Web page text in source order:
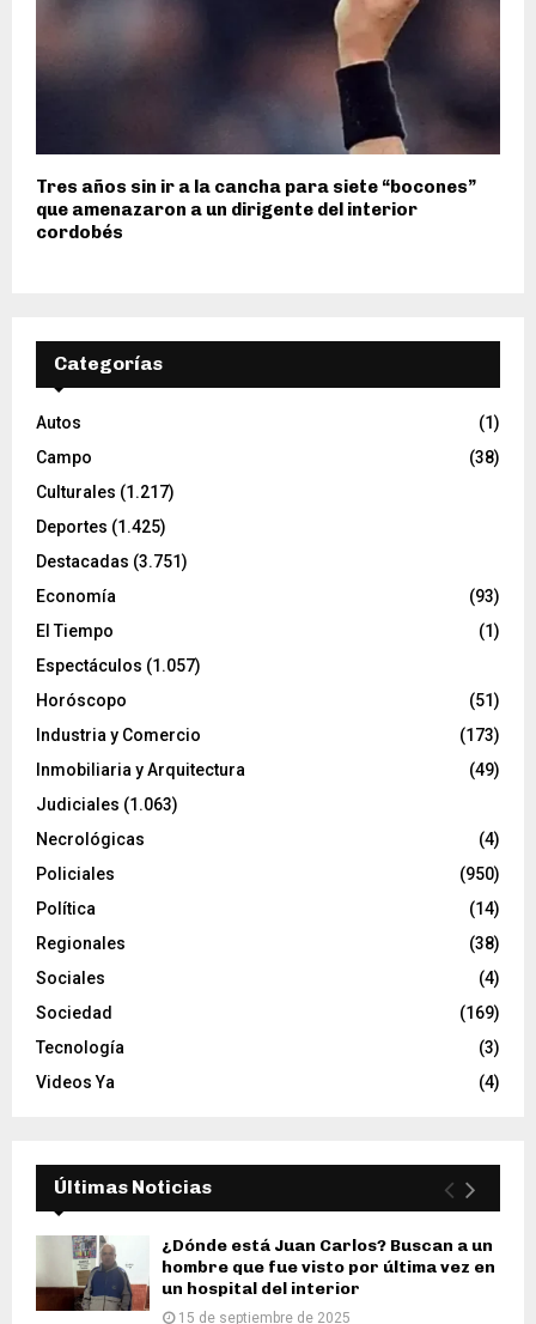
Tres años sin ir a la cancha para siete “bocones”
que amenazaron a un dirigente del interior
cordobés
Categorías
Autos
(1)
Campo
(38)
Culturales (1.217)
Deportes (1.425)
Destacadas (3.751)
Economía
(93)
El Tiempo
(1)
Espectáculos (1.057)
Horóscopo
(51)
Industria y Comercio
(173)
Inmobiliaria y Arquitectura
(49)
Judiciales (1.063)
Necrológicas
(4)
Policiales
(950)
Política
(14)
Regionales
(38)
Sociales
(4)
Sociedad
(169)
Tecnología
(3)
Videos Ya
(4)
Últimas Noticias
¿Dónde está Juan Carlos? Buscan a un
hombre que fue visto por última vez en
un hospital del interior
15 de septiembre de 2025